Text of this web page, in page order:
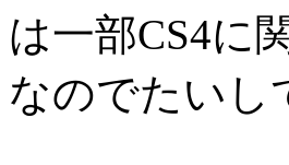
は一部CS4に
なのでたいし